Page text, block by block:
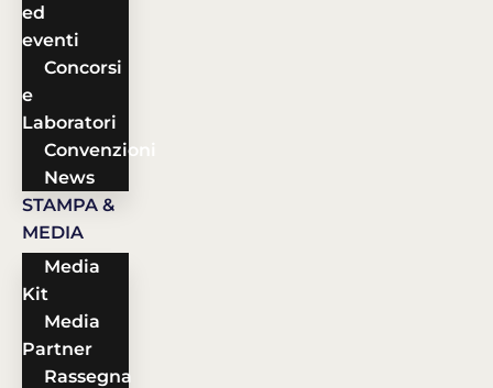
ed
eventi
Concorsi
e
Laboratori
Convenzioni
News
STAMPA &
MEDIA
Media
Kit
Media
Partner
Rassegna